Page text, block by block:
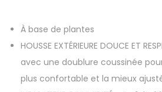
À base de plantes
HOUSSE EXTÉRIEURE DOUCE ET
avec une doublure coussinée
plus confortable et la mieux